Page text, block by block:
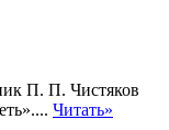
П. П. Чистяков
Читать»